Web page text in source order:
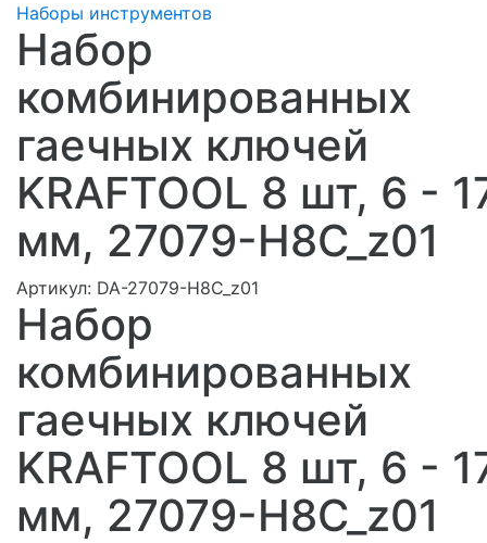
Наборы инструментов
Набор
комбинированных
гаечных ключей
KRAFTOOL 8 шт, 6 -
мм, 27079-H8C_z01
Артикул: DA-27079-H8C_z01
Набор
комбинированных
гаечных ключей
KRAFTOOL 8 шт, 6 -
мм, 27079-H8C_z01